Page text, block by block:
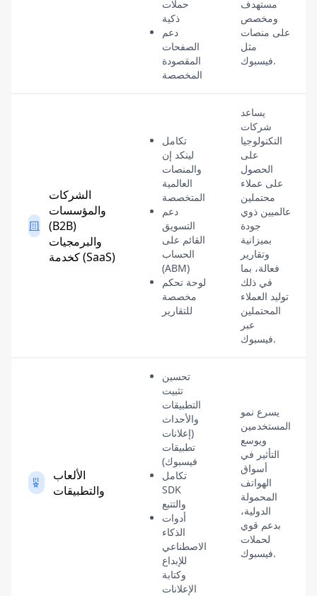
حملات
ذكية
دعم
الصفحات
المقصودة
المخصصة
مستهدف
ومخصص
على منصات
مثل
فيسبوك.
الشركات
والمؤسسات
(B2B)
والبرمجيات
كخدمة (SaaS)
تكامل
لينكد إن
والمنصات
العالمية
المتخصصة
دعم
التسويق
القائم على
الحساب
(ABM)
لوحة تحكم
مخصصة
للتقارير
يساعد
شركات
التكنولوجيا
على
الحصول
على عملاء
محتملين
عالميين ذوي
جودة
بميزانية
وتقارير
فعالة، بما
في ذلك
توليد العملاء
المحتملين
عبر
فيسبوك.
الألعاب
والتطبيقات
تحسين
تثبيت
التطبيقات
والأحداث
(إعلانات
تطبيقات
فيسبوك)
تكامل
SDK
والتتبع
أدوات
الذكاء
الاصطناعي
للإبداع
وكتابة
الإعلانات
يسرع نمو
المستخدمين
ويوسع
التأثير في
أسواق
الهواتف
المحمولة
الدولية،
بدعم قوي
لحملات
فيسبوك.